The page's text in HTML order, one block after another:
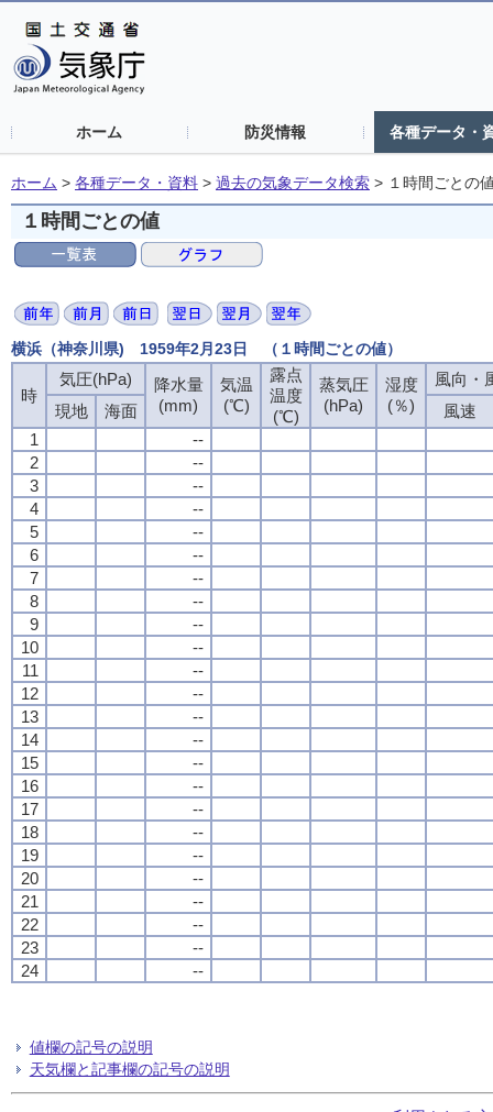
ホーム 防災情報 各種データ・
ホーム > 各種データ・資料 > 過去の気象データ検索 > １時間ごとの
１時間ごとの値
横浜（神奈川県) 1959年2月23日 （１時間ごとの値）
時
気圧(hPa)
降水量
(mm)
気温
(℃)
露点
温度
(℃)
蒸気圧
(hPa)
湿度
(％)
風向・
現地
海面
風速
1
--
2
--
3
--
4
--
5
--
6
--
7
--
8
--
9
--
10
--
11
--
12
--
13
--
14
--
15
--
16
--
17
--
18
--
19
--
20
--
21
--
22
--
23
--
24
--
値欄の記号の説明
天気欄と記事欄の記号の説明